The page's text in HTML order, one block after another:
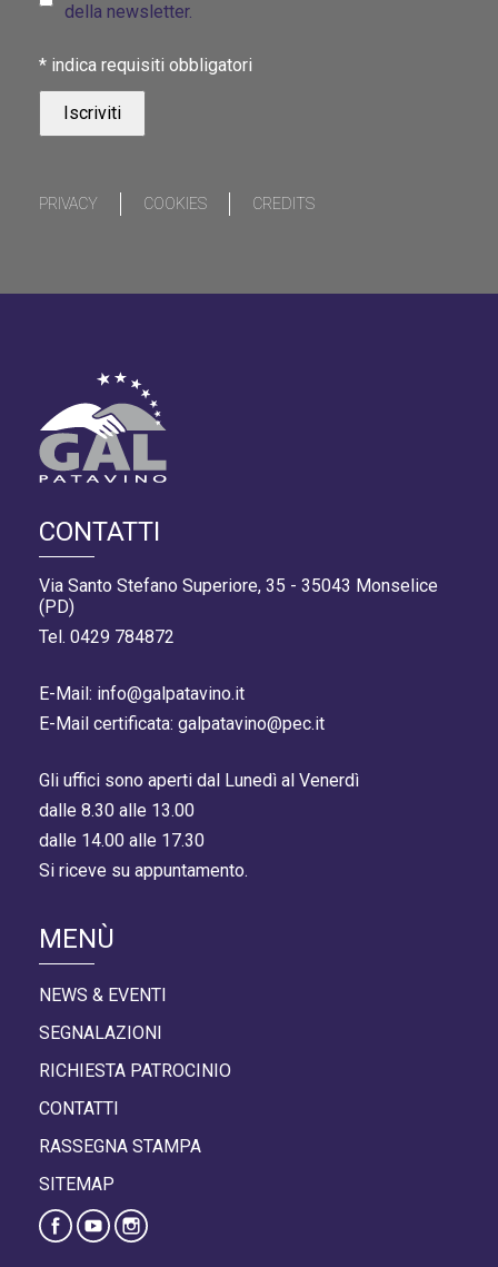
CONTATTI
Via Santo Stefano Superiore, 35 - 35043 Monselice
(PD)
Tel. 0429 784872
E-Mail: info@galpatavino.it
E-Mail certificata: galpatavino@pec.it
Gli uffici sono aperti dal Lunedì al Venerdì
dalle 8.30 alle 13.00
dalle 14.00 alle 17.30
Si riceve su appuntamento.
MENÙ
NEWS & EVENTI
SEGNALAZIONI
RICHIESTA PATROCINIO
CONTATTI
RASSEGNA STAMPA
SITEMAP
della newsletter.
* indica requisiti obbligatori
PRIVACY COOKIES CREDITS